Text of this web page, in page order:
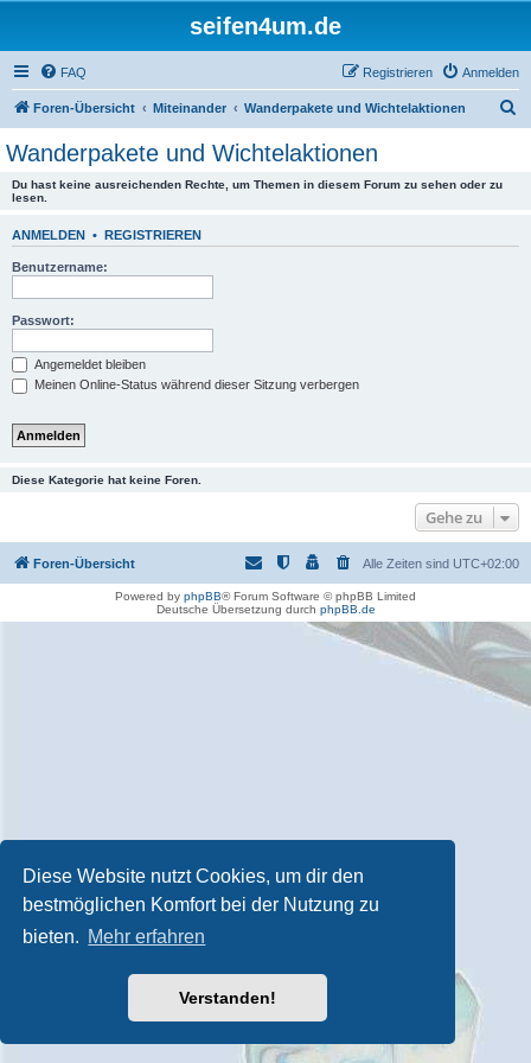
Diese Website nutzt Cookies, um dir den
bestmöglichen Komfort bei der Nutzung zu
bieten. Mehr erfahren
Verstanden!
seifen4um.de
FAQ Anmelden
Registrieren
Foren-Übersicht Miteinander Wanderpakete und Wichtelaktionen
Wanderpakete und Wichtelaktionen
Du hast keine ausreichenden Rechte, um Themen in diesem Forum zu sehen oder zu
lesen.
ANMELDEN • REGISTRIEREN
Benutzername:
Passwort:
Angemeldet bleiben
Meinen Online-Status während dieser Sitzung verbergen
Diese Kategorie hat keine Foren.
Gehe zu
Foren-Übersicht Alle Zeiten sind UTC+02:00
Powered by phpBB® Forum Software © phpBB Limited
Deutsche Übersetzung durch phpBB.de